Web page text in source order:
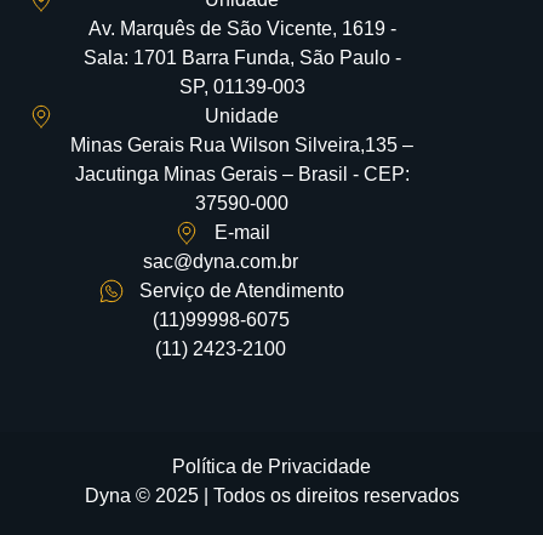
Av. Marquês de São Vicente, 1619 -
Sala: 1701 Barra Funda, São Paulo -
SP, 01139-003
Unidade
Minas Gerais Rua Wilson Silveira,135 –
Jacutinga Minas Gerais – Brasil - CEP:
37590-000
E-mail
sac@dyna.com.br
Serviço de Atendimento
(11)99998-6075
(11) 2423-2100
Dyna © 2025 | Todos os direitos reservados
Política de Privacidade